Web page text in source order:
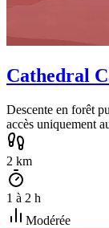
Cathedral
Descente en forêt
accès uniquement
2 km
1 à 2 h
Modérée